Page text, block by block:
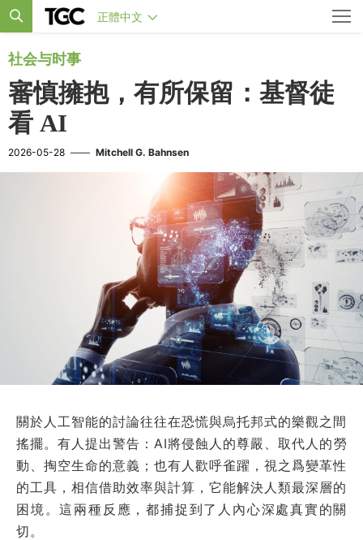
正體中文
社会与时事
審慎擁抱，有所保留：基督徒
看 AI
2026-05-28 —— Mitchell G. Bahnsen
關於人工智能的討論往往在恐慌與烏托邦式的樂觀之間
搖擺。有人提出警告：AI將侵蝕人的尊嚴、取代人的勞
動、掏空生命的意義；也有人歡呼雀躍，視之爲變革性
的工具，相信借助效率與計算，它能解決人類最深層的
困境。這兩種反應，都捕捉到了人內心深處真實的關
切。